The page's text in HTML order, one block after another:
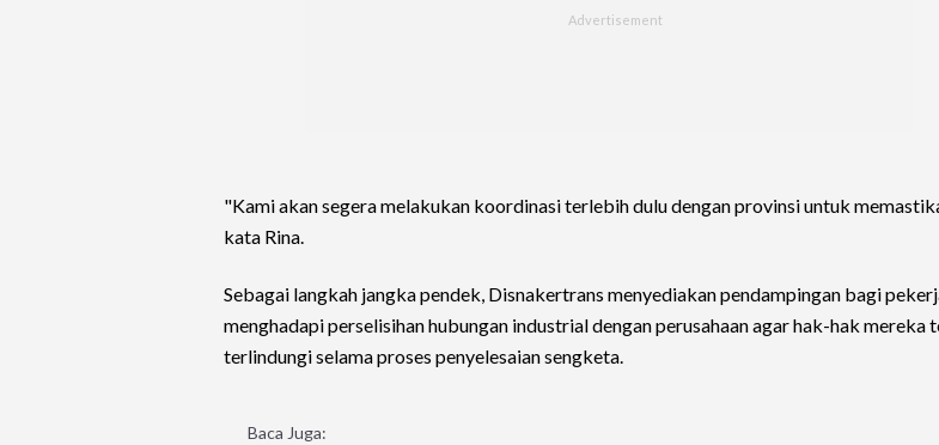
"Kami akan segera melakukan koordinasi terlebih dulu dengan provinsi untuk
kata Rina.
Sebagai langkah jangka pendek, Disnakertrans menyediakan pendampingan bagi
menghadapi perselisihan hubungan industrial dengan perusahaan agar hak-hak mereka
terlindungi selama proses penyelesaian sengketa.
Baca Juga: